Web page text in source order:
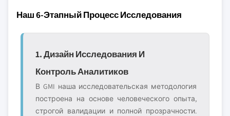
Наш 6-Этапный Процесс Исследования
1. Дизайн Исследования И
Контроль Аналитиков
В GMI наша исследовательская методология
построена на основе человеческого опыта,
строгой валидации и полной прозрачности.